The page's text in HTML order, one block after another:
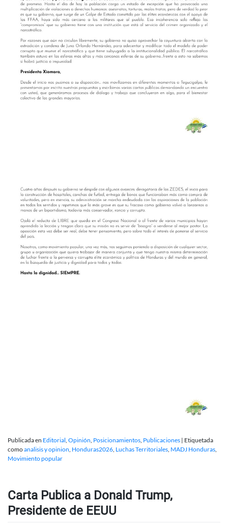
Publicada en Editorial Opinión Posicionamientos Publicaciones | Etiquetada
comoanalisis y opinion Honduras2026 Luchas Territoriales MADJ Honduras
Movimiento popular
Carta Publica a Donald Trump,
Presidente de EEUU